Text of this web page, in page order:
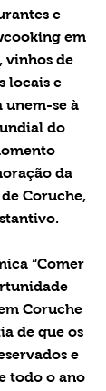
e
em
vinhos de
locais e
se à
do
da
Coruche,
“Comer
Coruche
de que os
e
todo o ano